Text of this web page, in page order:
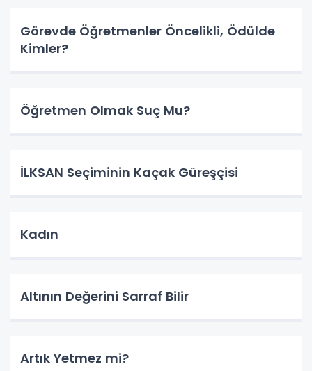
Görevde Öğretmenler Öncelikli, Ödülde
Kimler?
Öğretmen Olmak Suç Mu?
İLKSAN Seçiminin Kaçak Güreşçisi
Kadın
Altının Değerini Sarraf Bilir
Artık Yetmez mi?